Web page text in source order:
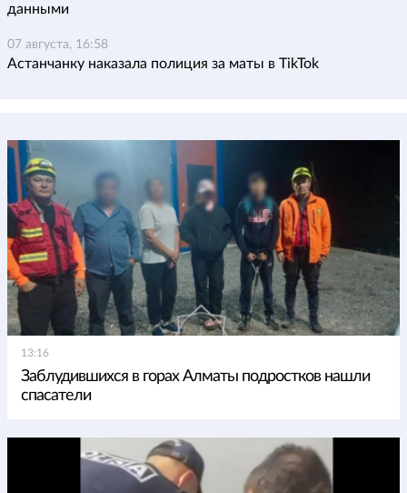
данными
07 августа, 16:58
Астанчанку наказала полиция за маты в TikTok
13:16
Заблудившихся в горах Алматы подростков нашли
спасатели